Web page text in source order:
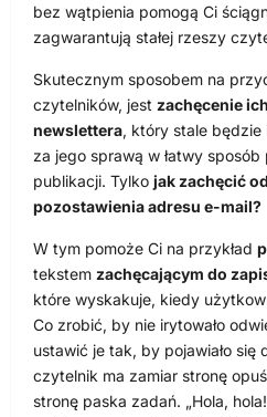
bez wątpienia pomogą Ci
zagwarantują stałej rzeszy
Skutecznym sposobem na
czytelników, jest zachęcenie
newslettera, który stale będzie
za jego sprawą w łatwy
publikacji. Tylko jak zachęcić
pozostawienia adresu e-mail?
W tym pomoże Ci na przykład
tekstem zachęcającym do
które wyskakuje, kiedy
Co zrobić, by nie irytowało
ustawić je tak, by pojawiało się
czytelnik ma zamiar stronę
stronę paska zadań. „Hola,